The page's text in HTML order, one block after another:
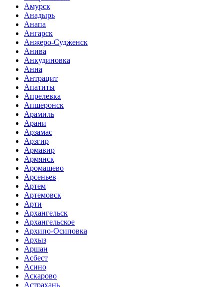
Амурск
Анадырь
Анапа
Ангарск
Анжеро-Судженск
Анива
Анкудиновка
Анна
Антрацит
Апатиты
Апрелевка
Апшеронск
Арамиль
Арани
Арзамас
Арзгир
Армавир
Армянск
Аромашево
Арсеньев
Артем
Артемовск
Арти
Архангельск
Архангельское
Архипо-Осиповка
Архыз
Аршан
Асбест
Асино
Аскарово
Астрахань